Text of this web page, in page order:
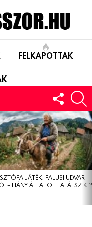
FELKAPOTTAK
US
JÁTÉK: FALUSI UDVAR
– HÁNY ÁLLATOT TALÁLSZ KI?